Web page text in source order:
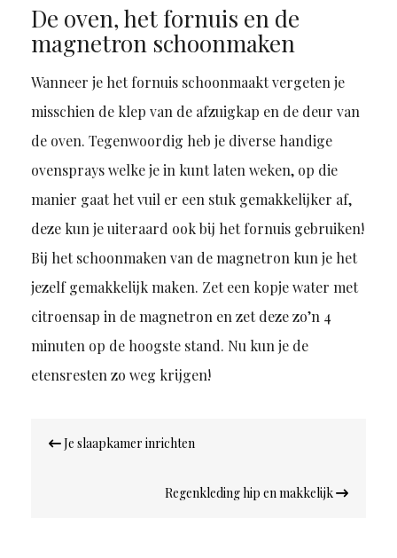
De oven, het fornuis en de
magnetron schoonmaken
Wanneer je het fornuis schoonmaakt vergeten je
misschien de klep van de afzuigkap en de deur van
de oven. Tegenwoordig heb je diverse handige
ovensprays welke je in kunt laten weken, op die
manier gaat het vuil er een stuk gemakkelijker af,
deze kun je uiteraard ook bij het fornuis gebruiken!
Bij het schoonmaken van de magnetron kun je het
jezelf gemakkelijk maken. Zet een kopje water met
citroensap in de magnetron en zet deze zo’n 4
minuten op de hoogste stand. Nu kun je de
etensresten zo weg krijgen!
navigatie
Je slaapkamer inrichten
Regenkleding hip en makkelijk